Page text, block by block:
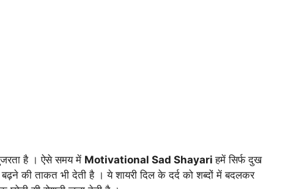
है । ऐसे समय में Motivational Sad Shayariहमें सिर्फ दुख
की ताकत भी देती है । ये शायरी दिल के दर्द को शब्दों में बदलकर